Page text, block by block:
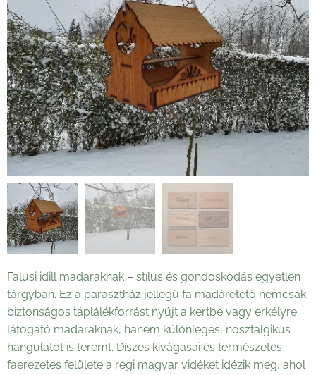
Falusi idill madaraknak – stílus és gondoskodás egyetlen
tárgyban. Ez a parasztház jellegű fa madáretető nemcsak
biztonságos táplálékforrást nyújt a kertbe vagy erkélyre
látogató madaraknak, hanem különleges, nosztalgikus
hangulatot is teremt. Díszes kivágásai és természetes
faerezetes felülete a régi magyar vidéket idézik meg, ahol